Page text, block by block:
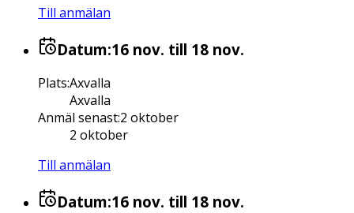
Till anmälan
Datum:16 nov. till 18 nov.
Plats:Axvalla
Axvalla
Anmäl senast:2 oktober
2 oktober
Till anmälan
Datum:16 nov. till 18 nov.